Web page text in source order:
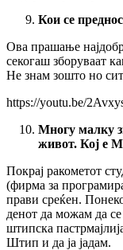
Кои се
Ова прашање
секогаш зборуваат
Не знам зошто но
https://youtu.be/
Многу малку
живот. Кој е
Покрај ракометот
(фирма за
прави среќен.
денот да можам да
штипска
Штип и да ја јадам.